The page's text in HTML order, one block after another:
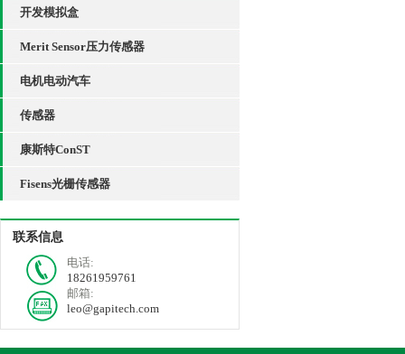
开发模拟盒
Merit Sensor压力传感器
电机电动汽车
传感器
康斯特ConST
Fisens光栅传感器
联系信息
电话:
18261959761
邮箱:
leo@gapitech.com